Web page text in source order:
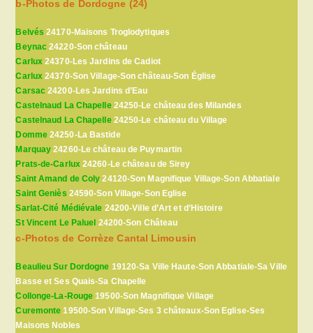
b-Photos de Dordogne (24)
Belvés 24170-Maisons Troglodytiques
Beynac 24220-Son château
Carlux 24370-Les Jardins de Cadiot
Carlux 24370-Son Village-Son château-Son Église
Carsac 24200-Les Jardins d’Eau
Castelnaud La Chapelle24250-Le château des Milandes
Castelnaud La Chapelle24250-Le château du Village
Domme24250-La Bastide
Marquay 24260-Le château de Puymartin
Prats-de-Carlux24260-Le château de Sirey
Saint Amand de Coly 24120-Son Magnifique Village-Son Abbatiale
Saint Geniès 24590-Son Village-Son Eglise
Sarlat-Cité Médiévale 24200-Ville d’Art et d’Histoire
St Vincent Le Paluel 24200-Son Château
c-Photos de Corrèze Cantal Limousin
Beaulieu Sur Dordogne 19120-Sa Ville Haute-Son Abbatiale-Sa Ville
Basse et Ses Quais-Sa Chapelle
Collonge-La-Rouge 19500-Son Magnifique Village
Curemonte 19500-Son Village-Ses 3 châteaux-Son Eglise-Ses
Maisons Nobles